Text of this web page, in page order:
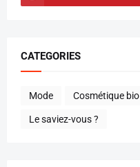
CATEGORIES
Mode Cosmétique bio
Le saviez-vous ?